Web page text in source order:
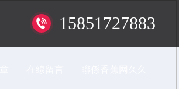
15851727883